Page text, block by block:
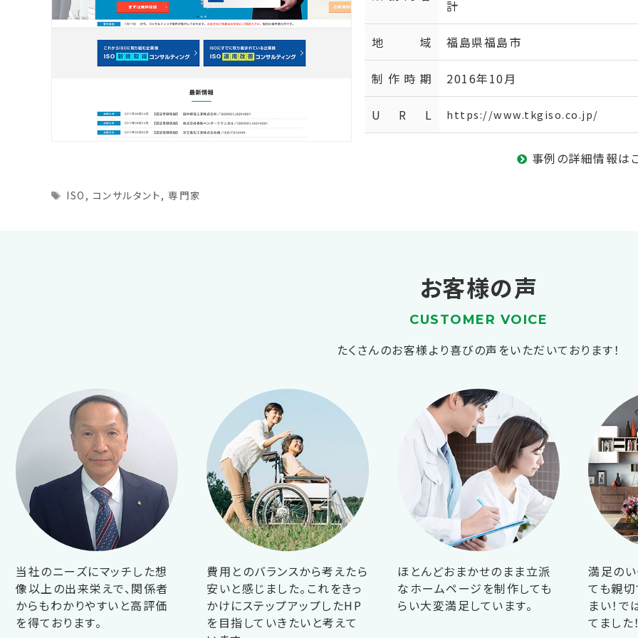
計
地域 福島県福島市
制作時期 2016年10月
U R L https://www.tkgiso.co.jp/
事例の詳細情報は
Tags
ISO , コンサルタント, 専門家
お客様の声
CUSTOMER VOICE
たくさんのお客様より喜びの声をいただいております！
当社のニーズにマッチした想
像以上の出来栄えで、関係者
からもわかりやすいと高評価
を得ております。
費用とのバランスから考えたら
安いと感じました。これをきっ
かけにステップアップしたHP
を目指していきたいと考えて
ほとんどおまかせのまま立派
なホームページを制作しても
らい大変満足しています。
満足のい
ても親切
まい！
てました